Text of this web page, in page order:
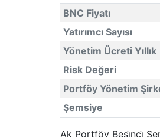
BNC Fiyatı
Yatırımcı Sayısı
Yönetim Ücreti Yıllık
Risk Değeri
Portföy Yönetim
Şemsiye
Ak Portföy Beşi̇nci̇